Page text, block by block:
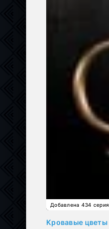
Кровавые цветы
Добавлена 434 серия